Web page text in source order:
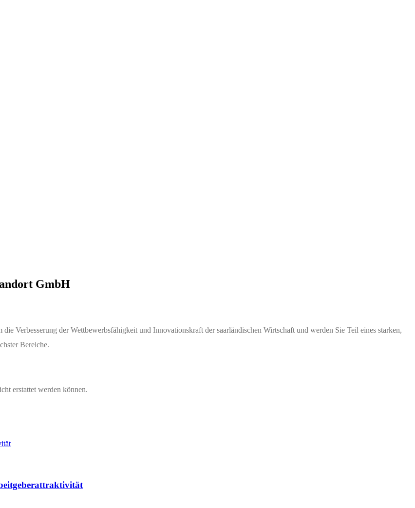
GmbH
Verbesserung der Wettbewerbsfähigkeit und Innovationskraft der saarländischen Wirtschaft und werden Sie Teil eines starken,
Bereiche.
erstattet werden können.